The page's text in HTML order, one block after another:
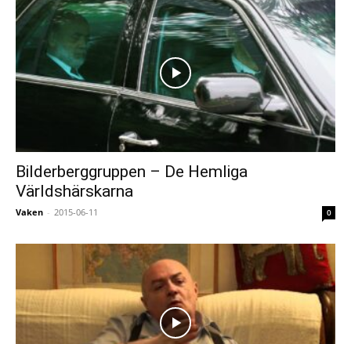
Bilderberggruppen – De Hemliga
Världshärskarna
Vaken - 2015-06-11 0